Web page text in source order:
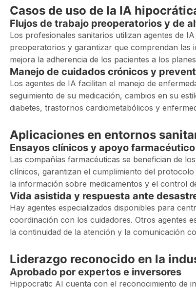
Casos de uso de la IA
Flujos de trabajo preoperatorios y de
Los profesionales sanitarios utilizan agentes de
preoperatorios y garantizar que comprendan las
mejora la adherencia de los pacientes a los
Manejo de cuidados crónicos y
Los agentes de IA facilitan el manejo de
seguimiento de su medicación, cambios en su
diabetes, trastornos cardiometabólicos y
Aplicaciones en entornos
Ensayos clínicos y apoyo farmacéutico
Las compañías farmacéuticas se benefician de
clínicos, garantizan el cumplimiento del
la información sobre medicamentos y el control
Vida asistida y respuesta ante
Hay agentes especializados disponibles para
coordinación con los cuidadores. Otros agentes
la continuidad de la atención y la comunicación
Liderazgo reconocido en la
Aprobado por expertos e inversores
Hippocratic AI cuenta con el reconocimiento de